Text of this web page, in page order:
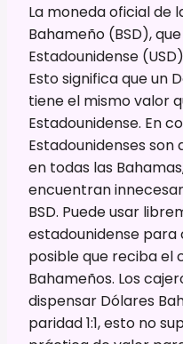
La moneda oficial de
Bahameño (BSD),
Estadounidense
Esto significa que un
tiene el mismo valor
Estadounidense. En
Estadounidenses
en todas las
encuentran
BSD. Puede usar
estadounidense para
posible que reciba el
Bahameños. Los
dispensar Dólares
paridad 1:1, esto no